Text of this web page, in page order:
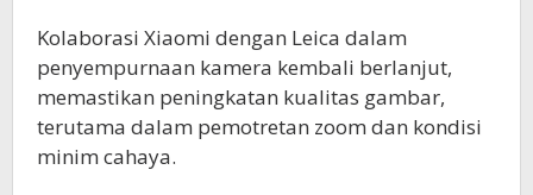
Kolaborasi Xiaomi dengan Leica dalam
penyempurnaan kamera kembali berlanjut,
memastikan peningkatan kualitas gambar,
terutama dalam pemotretan zoom dan kondisi
minim cahaya.